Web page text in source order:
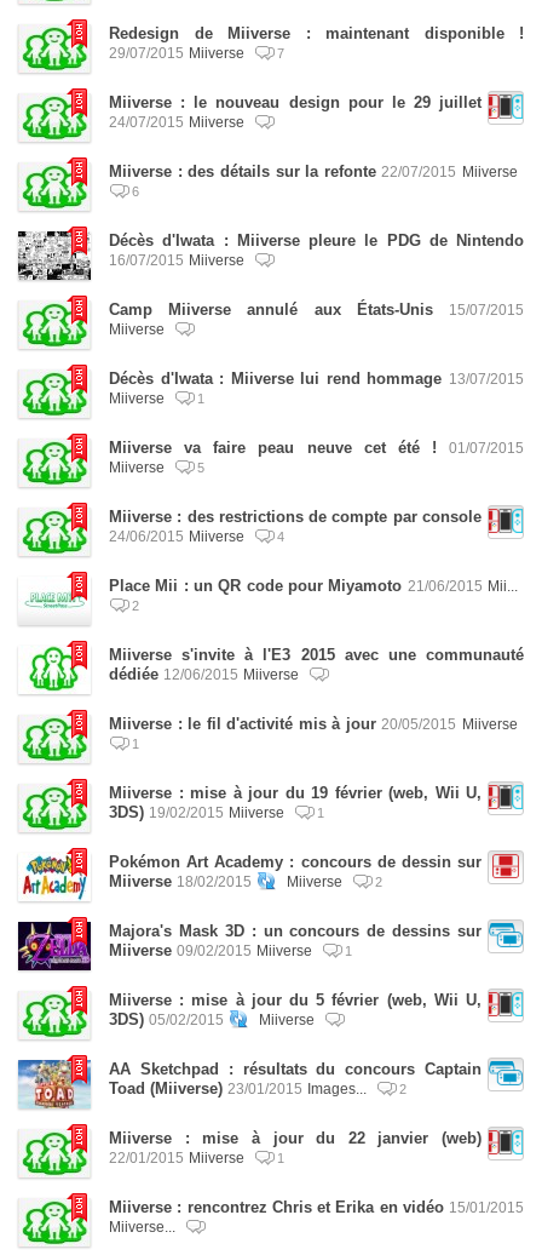
Redesign de Miiverse : maintenant disponible !
29/07/2015 Miiverse 7
Miiverse : le nouveau design pour le 29 juillet
24/07/2015 Miiverse
Miiverse : des détails sur la refonte 22/07/2015 Miiverse
6
Décès d'Iwata : Miiverse pleure le PDG de Nintendo
16/07/2015 Miiverse
Camp Miiverse annulé aux États-Unis
15/07/2015
Miiverse
Décès d'Iwata : Miiverse lui rend hommage 13/07/2015
Miiverse
1
Miiverse va faire peau neuve cet été !
01/07/2015
Miiverse
5
Miiverse : des restrictions de compte par console
24/06/2015 Miiverse 4
Place Mii : un QR code pour Miyamoto 21/06/2015 Mii...
2
Miiverse s'invite à l'E3 2015 avec une communauté
dédiée 12/06/2015 Miiverse
Miiverse : le fil d'activité mis à jour 20/05/2015 Miiverse
1
Miiverse : mise à jour du 19 février (web, Wii U,
3DS) 19/02/2015 Miiverse 1
Pokémon Art Academy : concours de dessin sur
Miiverse 18/02/2015 Miiverse 2
Majora's Mask 3D : un concours de dessins sur
Miiverse 09/02/2015 Miiverse 1
Miiverse : mise à jour du 5 février (web, Wii U,
3DS) 05/02/2015 Miiverse
AA Sketchpad : résultats du concours Captain
Toad (Miiverse) 23/01/2015 Images... 2
Miiverse : mise à jour du 22 janvier (web)
22/01/2015 Miiverse 1
Miiverse : rencontrez Chris et Erika en vidéo 15/01/2015
Miiverse...